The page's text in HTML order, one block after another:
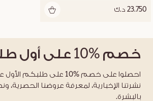
23.750 د.ك
خصم %10 على أول
احصلوا على خصم %10 على
نشرتنا الإخبارية، لمعرفة عروضنا الحصرية،
بالبشرة.